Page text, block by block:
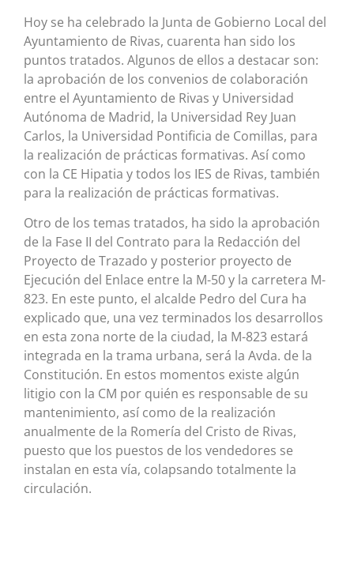
Hoy se ha celebrado la Junta de Gobierno Local del
Ayuntamiento de Rivas, cuarenta han sido los
puntos tratados. Algunos de ellos a destacar son:
la aprobación de los convenios de colaboración
entre el Ayuntamiento de Rivas y Universidad
Autónoma de Madrid, la Universidad Rey Juan
Carlos, la Universidad Pontificia de Comillas, para
la realización de prácticas formativas. Así como
con la CE Hipatia y todos los IES de Rivas, también
para la realización de prácticas formativas.
Otro de los temas tratados, ha sido la aprobación
de la Fase II del Contrato para la Redacción del
Proyecto de Trazado y posterior proyecto de
Ejecución del Enlace entre la M-50 y la carretera M-
823. En este punto, el alcalde Pedro del Cura ha
explicado que, una vez terminados los desarrollos
en esta zona norte de la ciudad, la M-823 estará
integrada en la trama urbana, será la Avda. de la
Constitución. En estos momentos existe algún
litigio con la CM por quién es responsable de su
mantenimiento, así como de la realización
anualmente de la Romería del Cristo de Rivas,
puesto que los puestos de los vendedores se
instalan en esta vía, colapsando totalmente la
circulación.